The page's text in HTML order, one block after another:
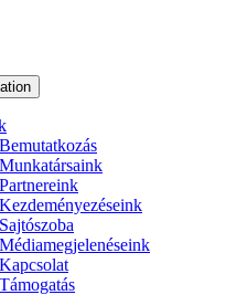
Bemutatkozás
Munkatársaink
Partnereink
Kezdeményezéseink
Sajtószoba
Médiamegjelenéseink
Kapcsolat
Támogatás